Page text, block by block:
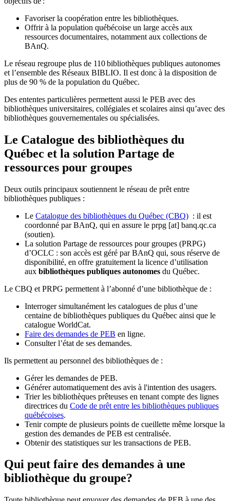
Favoriser la coopération entre les bibliothèques.
Offrir à la population québécoise un large accès aux
ressources documentaires, notamment aux collections de
BAnQ.
Le réseau regroupe plus de 110bibliothèques publiques autonomes
et l’ensemble des Réseaux BIBLIO. Il est donc à la disposition de
plus de 90 % de la population du Québec.
Des ententes particulières permettent aussi le PEB avec des
bibliothèques universitaires, collégiales et scolaires ainsi qu’avec des
bibliothèques gouvernementales ou spécialisées.
Le Catalogue des bibliothèques du
Québec et la solution Partage de
ressources pour groupes
Deux outils principaux soutiennent le réseau de prêt entre
bibliothèques publiques :
Le Catalogue des bibliothèques du Québec (CBQ) : il est
coordonné par BAnQ, qui en assure le prpg [at] banq.qc.ca
(soutien).
La solution Partage de ressources pour groupes (PRPG)
d’OCLC : son accès est géré par BAnQ qui, sous réserve de
disponibilité, en offre gratuitement la licence d’utilisation
aux bibliothèques publiques autonomes du Québec.
Le CBQ et PRPG permettent à l’abonné d’une bibliothèque de :
Interroger simultanément les catalogues de plus d’une
centaine de bibliothèques publiques du Québec ainsi que le
catalogue WorldCat.
Faire des demandes de PEB en ligne.
Consulter l’état de ses demandes.
Ils permettent au personnel des bibliothèques de :
Gérer les demandes de PEB.
Générer automatiquement des avis à l'intention des usagers.
Trier les bibliothèques prêteuses en tenant compte des lignes
directrices du Code de prêt entre les bibliothèques publiques
québécoises.
Tenir compte de plusieurs points de cueillette même lorsque la
gestion des demandes de PEB est centralisée.
Obtenir des statistiques sur les transactions de PEB.
Qui peut faire des demandes à une
bibliothèque du groupe?